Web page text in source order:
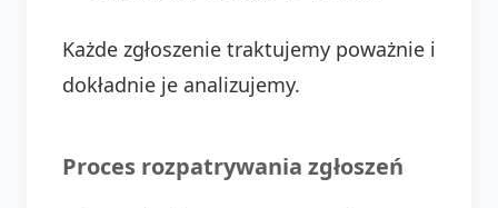
Każde zgłoszenie traktujemy poważnie i
dokładnie je analizujemy.
Proces rozpatrywania zgłoszeń